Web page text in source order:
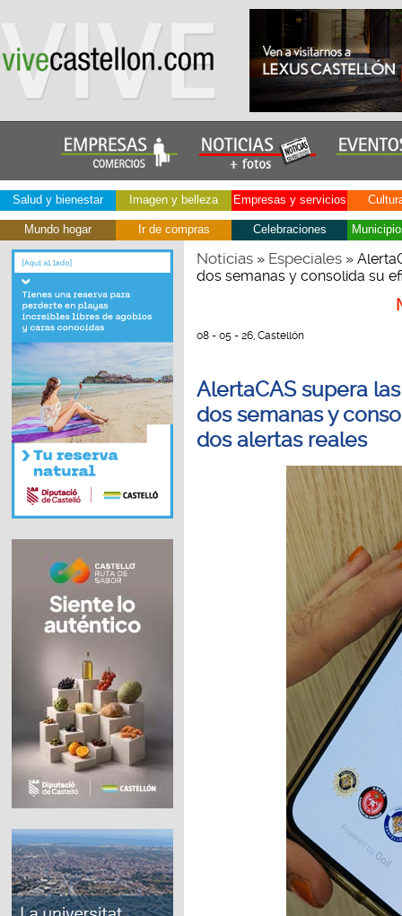
Salud y bienestar Imagen y belleza Empresas y servicios
Mundo hogar Ir de compras Celebraciones
Noticias» Especiales»
dos semanas y consolida su
08 - 05 - 26, Castellón
AlertaCAS supera
dos semanas y
dos alertas reales